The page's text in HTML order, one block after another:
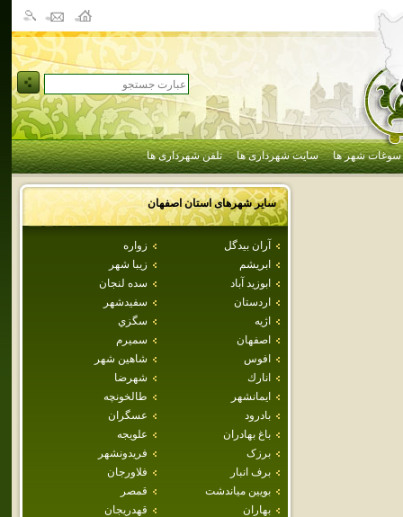
سوغات شهر ها سایت شهرداری ها تلفن شهرداری ها
سایر شهرهای استاناصفهان
آران بيدگل
زواره
ابريشم
زيبا شهر
ابوزيد آباد
سده لنجان
اردستان
سفيدشهر
اژيه
سگزي
اصفهان
سميرم
افوس
شاهين شهر
انارك
شهرضا
ايمانشهر
طالخونچه
بادرود
عسگران
باغ بهادران
علويجه
برزک
فريدونشهر
برف انبار
فلاورجان
بويين مياندشت
قمصر
بهاران
قهدريجان